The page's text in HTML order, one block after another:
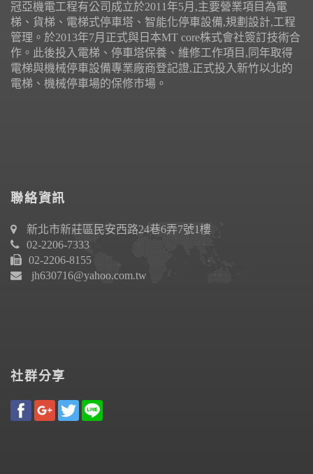
冠亞機電工程有公司成立於2011年5月,主要營業項目為電
梯、貨梯、電梯式停車塔、智能化停車設備,規劃設計,工程
管理。於2013年7月正式與日本MT core株式會社簽訂技術合
作。此後投入電梯、停車塔保養、維修工作項目,同年取得
電梯與機械停車設備專業廠商登記證,正式投入新竹以北的
電梯、機械停車場的保修市場。
聯絡資訊
新北市新莊區民安西路24巷6弄7號1樓
02-2206-7333
02-2206-8155
jh630716@yahoo.com.tw
社群分享